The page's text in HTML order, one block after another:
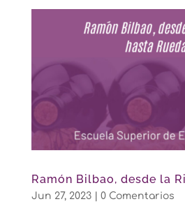
Ramón Bilbao, desde la
Jun 27, 2023| 0 Comentarios